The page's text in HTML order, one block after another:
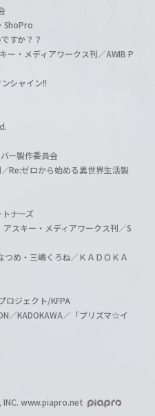
ShoPro
すか？？
・メディアワークス刊／AWIB P
シャイン!!
ー製作委員会
Re:ゼロから始める異世界生活製
ナーズ
スキー・メディアワークス刊／S
め・三嶋くろね／ＫＡＤＯＫＡ
ジェクト/KFPA
／KADOKAWA／「プリズマ☆イ
www.piapro.net